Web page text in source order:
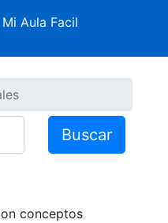
Mi Aula Facil
Buscar
conceptos